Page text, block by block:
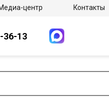
центр Контакты
36-13